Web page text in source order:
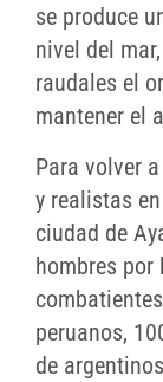
se produce
nivel del
raudales el
mantener el
Para volver
y realistas
ciudad de
hombres por
peruanos,
de